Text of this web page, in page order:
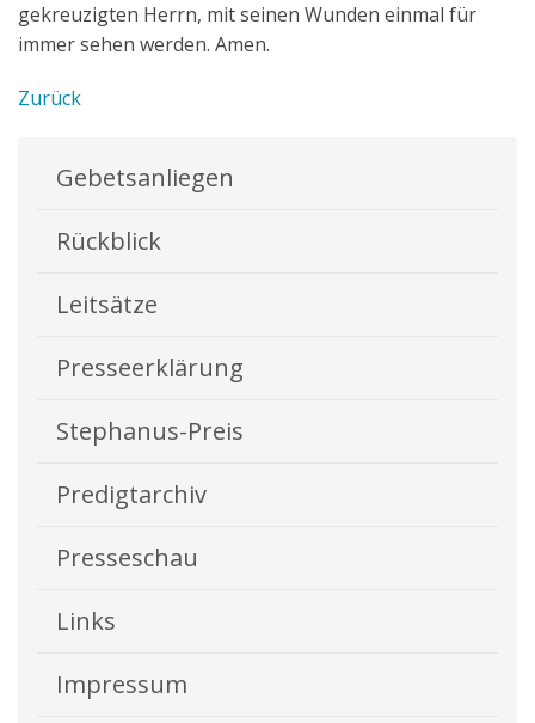
gekreuzigten Herrn, mit seinen Wunden einmal für
immer sehen werden. Amen.
Zurück
Gebetsanliegen
Rückblick
Leitsätze
Presseerklärung
Stephanus-Preis
Predigtarchiv
Presseschau
Links
Impressum